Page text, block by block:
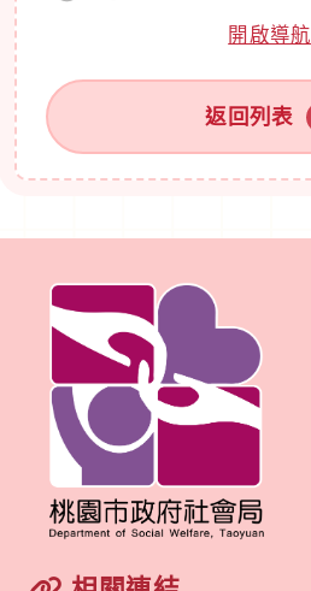
開啟導航
返回列表